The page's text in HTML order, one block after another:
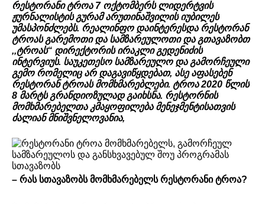
რესტორანი ტროა 7 ოქტომბერს ლიდერტვის
ჟურნალისტის გურამ არუთინაშვილის იუბილეს
უმასპონძლებს. რეალინფო დაინტერესდა რესტორან
ტროას გარემოთი და სამზარეულოთი და გთავაზობთ
,,ტროას“ დირექტორის ირაკლი გედენიძის
ინტერვიუს. საუკეთესო სამზარეულო და გამორჩეული
გემო რომელიც არ დაგავიწყდებათ, ასე აფასებენ
რესტორან ტროას მომხმარებლები. ტროა 2020 წლის
8 მარტს გრანდიოზულად გაიხსნა. რესტორნის
მომხმარებელთა კმაყოფილება მენეჯმენტისათვის
ძალიან მნიშვნელოვანია,
– რას სთავაზობს მომხმარებელს რესტორანი ტროა?